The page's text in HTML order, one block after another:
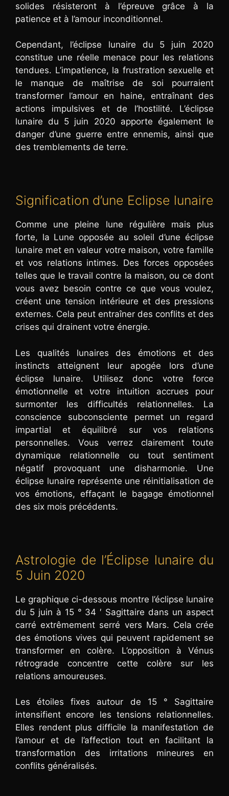
solides résisteront à l’épreuve grâce à la
patience et à l’amour inconditionnel.
Cependant, l’éclipse lunaire du 5 juin 2020
constitue une réelle menace pour les relations
tendues. L’impatience, la frustration sexuelle et
le manque de maîtrise de soi pourraient
transformer l’amour en haine, entraînant des
actions impulsives et de l’hostilité. L’éclipse
lunaire du 5 juin 2020 apporte également le
danger d’une guerre entre ennemis, ainsi que
des tremblements de terre.
Signification d’une Eclipse lunaire
Comme une pleine lune régulière mais plus
forte, la Lune opposée au soleil d’une éclipse
lunaire met en valeur votre maison, votre famille
et vos relations intimes. Des forces opposées
telles que le travail contre la maison, ou ce dont
vous avez besoin contre ce que vous voulez,
créent une tension intérieure et des pressions
externes. Cela peut entraîner des conflits et des
crises qui drainent votre énergie.
Les qualités lunaires des émotions et des
instincts atteignent leur apogée lors d’une
éclipse lunaire. Utilisez donc votre force
émotionnelle et votre intuition accrues pour
surmonter les difficultés relationnelles. La
conscience subconsciente permet un regard
impartial et équilibré sur vos relations
personnelles. Vous verrez clairement toute
dynamique relationnelle ou tout sentiment
négatif provoquant une disharmonie. Une
éclipse lunaire représente une réinitialisation de
vos émotions, effaçant le bagage émotionnel
des six mois précédents.
Astrologie de l’Éclipse lunaire du
5 Juin 2020
Le graphique ci-dessous montre l’éclipse lunaire
du 5 juin à 15 ° 34 ′ Sagittaire dans un aspect
carré extrêmement serré vers Mars. Cela crée
des émotions vives qui peuvent rapidement se
transformer en colère. L’opposition à Vénus
rétrograde concentre cette colère sur les
relations amoureuses.
Les étoiles fixes autour de 15 ° Sagittaire
intensifient encore les tensions relationnelles.
Elles rendent plus difficile la manifestation de
l’amour et de l’affection tout en facilitant la
transformation des irritations mineures en
conflits généralisés.